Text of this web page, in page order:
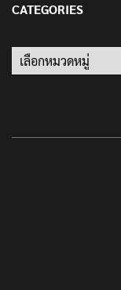
CATEGORIES
Categories